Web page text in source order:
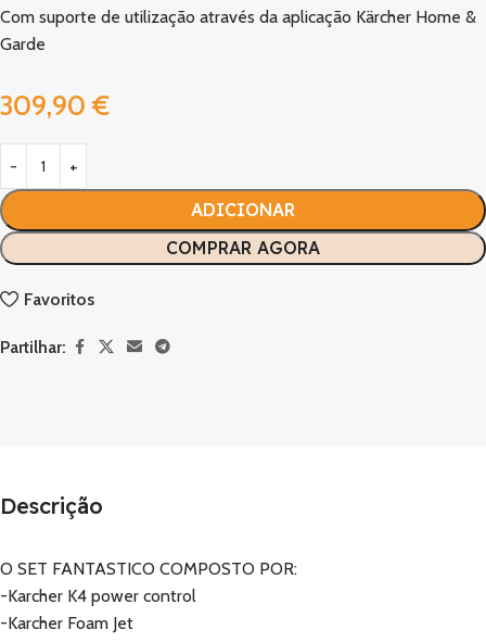
Com suporte de utilização através da aplicação Kärcher Home &
Garde
309,90 €
ADICIONAR
COMPRAR AGORA
Favoritos
Partilhar:
Descrição
O SET FANTASTICO COMPOSTO POR:
-Karcher K4 power control
-Karcher Foam Jet